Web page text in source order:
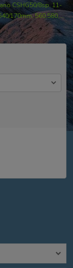
CSHG50/8sp. 11-
170mm, 560,580,...